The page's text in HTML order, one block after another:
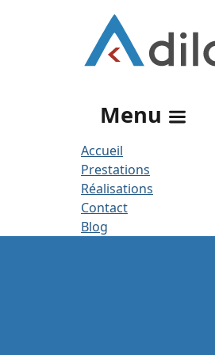
Menu
Accueil
Prestations
Réalisations
Contact
Blog